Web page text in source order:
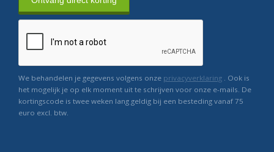
We behandelen je gegevens volgens onze privacyverklaring . Ook is
het mogelijk je op elk moment uit te schrijven voor onze e-mails. De
kortingscode is twee weken lang geldig bij een besteding vanaf 75
euro excl. btw.